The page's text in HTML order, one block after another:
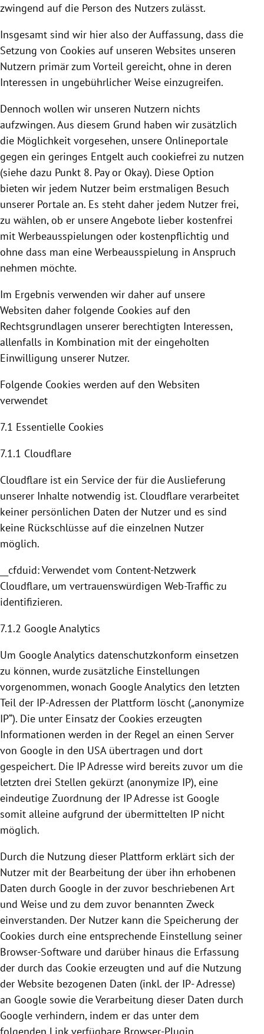
zwingend auf die Person des Nutzers zulässt.
Insgesamt sind wir hier also der Auffassung, dass die
Setzung von Cookies auf unseren Websites unseren
Nutzern primär zum Vorteil gereicht, ohne in deren
Interessen in ungebührlicher Weise einzugreifen.
Dennoch wollen wir unseren Nutzern nichts
aufzwingen. Aus diesem Grund haben wir zusätzlich
die Möglichkeit vorgesehen, unsere Onlineportale
gegen ein geringes Entgelt auch cookiefrei zu nutzen
(siehe dazu Punkt 8. Pay or Okay). Diese Option
bieten wir jedem Nutzer beim erstmaligen Besuch
unserer Portale an. Es steht daher jedem Nutzer frei,
zu wählen, ob er unsere Angebote lieber kostenfrei
mit Werbeausspielungen oder kostenpflichtig und
ohne dass man eine Werbeausspielung in Anspruch
nehmen möchte.
Im Ergebnis verwenden wir daher auf unsere
Websiten daher folgende Cookies auf den
Rechtsgrundlagen unserer berechtigten Interessen,
allenfalls in Kombination mit der eingeholten
Einwilligung unserer Nutzer.
Folgende Cookies werden auf den Websiten
verwendet
7.1 Essentielle Cookies
7.1.1 Cloudflare
Cloudflare ist ein Service der für die Auslieferung
unserer Inhalte notwendig ist. Cloudflare verarbeitet
keiner persönlichen Daten der Nutzer und es sind
keine Rückschlüsse auf die einzelnen Nutzer
möglich.
__cfduid: Verwendet vom Content-Netzwerk
Cloudflare, um vertrauenswürdigen Web-Traffic zu
identifizieren.
7.1.2 Google Analytics
Um Google Analytics datenschutzkonform einsetzen
zu können, wurde zusätzliche Einstellungen
vorgenommen, wonach Google Analytics den letzten
Teil der IP-Adressen der Plattform löscht („anonymize
IP“). Die unter Einsatz der Cookies erzeugten
Informationen werden in der Regel an einen Server
von Google in den USA übertragen und dort
gespeichert. Die IP Adresse wird bereits zuvor um die
letzten drei Stellen gekürzt (anonymize IP), eine
eindeutige Zuordnung der IP Adresse ist Google
somit alleine aufgrund der übermittelten IP nicht
möglich.
Durch die Nutzung dieser Plattform erklärt sich der
Nutzer mit der Bearbeitung der über ihn erhobenen
Daten durch Google in der zuvor beschriebenen Art
und Weise und zu dem zuvor benannten Zweck
einverstanden. Der Nutzer kann die Speicherung der
Cookies durch eine entsprechende Einstellung seiner
Browser-Software und darüber hinaus die Erfassung
der durch das Cookie erzeugten und auf die Nutzung
der Website bezogenen Daten (inkl. der IP- Adresse)
an Google sowie die Verarbeitung dieser Daten durch
Google verhindern, indem er das unter dem
folgenden Link verfügbare Browser-Plugin